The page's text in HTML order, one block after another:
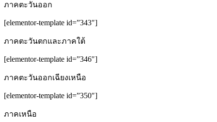
ภาคตะวันออก
[elementor-template id=”343″]
ภาคตะวันตกและภาคใต้
[elementor-template id=”346″]
ภาคตะวันออกเฉียงเหนือ
[elementor-template id=”350″]
ภาคเหนือ